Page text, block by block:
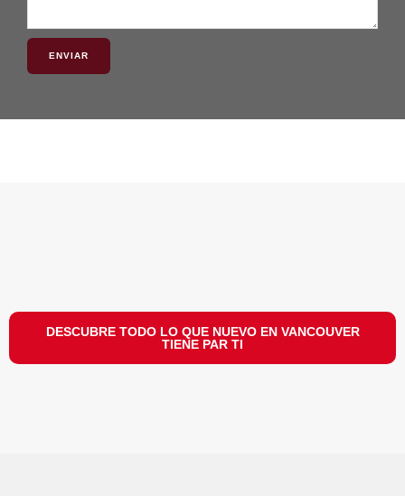
ENVIAR
DESCUBRE TODO LO QUE NUEVO EN VANCOUVER
TIENE PAR TI